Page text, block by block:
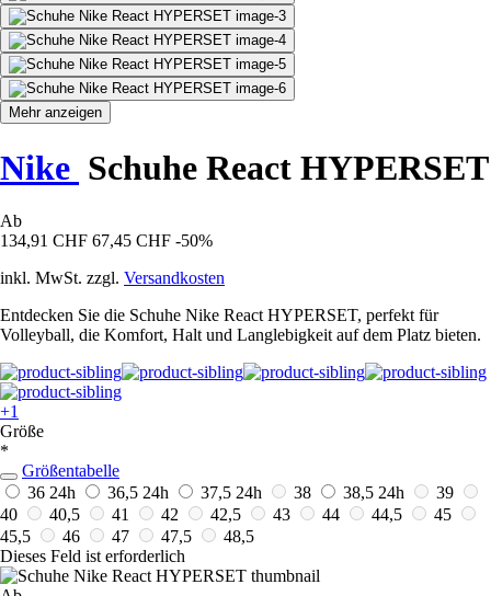
Mehr anzeigen
Nike Schuhe React HYPERSET
Ab
134,91 CHF 67,45 CHF -50%
inkl. MwSt. zzgl. Versandkosten
Entdecken Sie die Schuhe Nike React HYPERSET, perfekt für
Volleyball, die Komfort, Halt und Langlebigkeit auf dem Platz bieten.
+1
Größe
*
Größentabelle
36 24h 36,5 24h 37,5 24h 38 38,5 24h
39
40
40,5 41 42 42,5 43 44 44,5
45
45,5
46 47 47,5
48,5
Dieses Feld ist erforderlich